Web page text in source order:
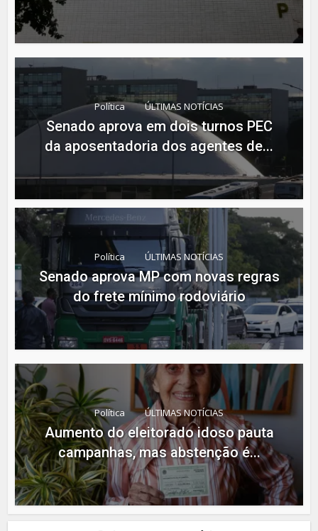
Política ÚLTIMAS NOTÍCIAS
Senado aprova em dois turnos PEC
da aposentadoria dos agentes de...
Política ÚLTIMAS NOTÍCIAS
Senado aprova MP com novas regras
do frete mínimo rodoviário
Política ÚLTIMAS NOTÍCIAS
Aumento do eleitorado idoso pauta
campanhas, mas abstenção é...